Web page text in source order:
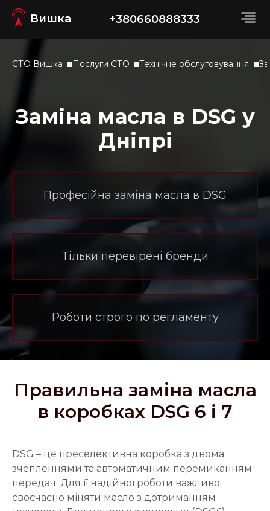
Вишка +380660888333
СТО Вишка Послуги СТО Технічне обслуговування
Заміна масла в DSG у
Дніпрі
Професійна заміна масла в DSG
Тільки перевірені бренди
Роботи строго по регламенту
Правильна заміна масла
в коробках DSG 6 і 7
DSG – це преселективна коробка з двома
зчепленнями та автоматичним перемиканням
передач. Для її надійної роботи важливо
своєчасно міняти масло з дотриманням